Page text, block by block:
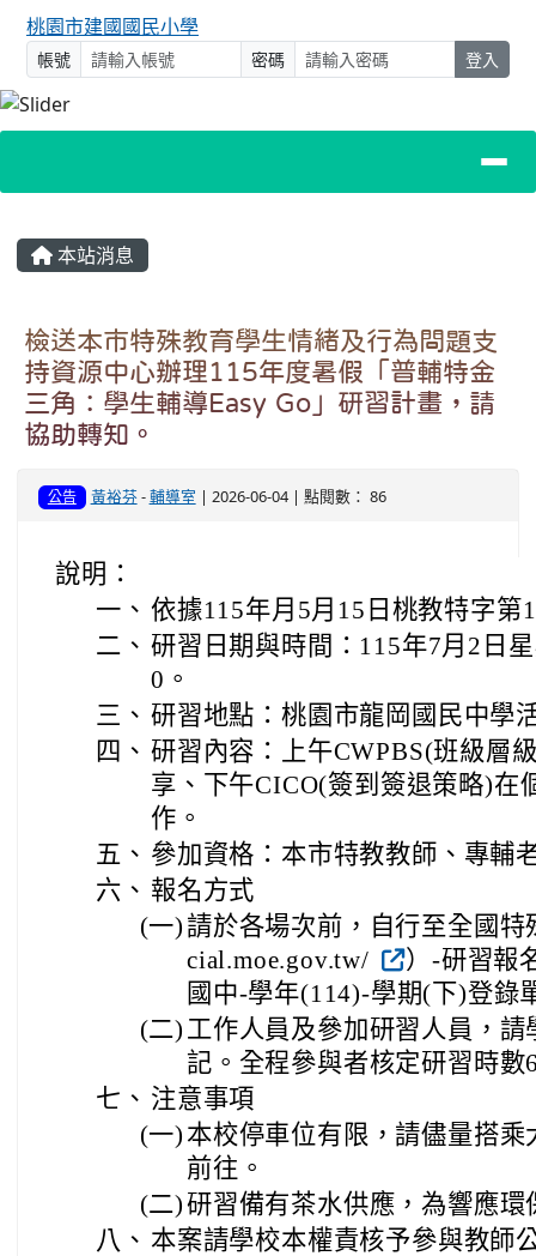
桃園市建國國民小學
帳號 密碼 登入
主內容區域
本站消息
檢送本市特殊教育學生情緒及行為問題支
持資源中心辦理115年度暑假「普輔特金
三角：學生輔導Easy Go」研習計畫，請
協助轉知。
公告 黃裕芬-輔導室 | 2026-06-04 | 點閱數： 86
說明：
一、 依據115年月5月15日桃教特字第
二、 研習日期與時間：115年7月2日
0。
三、 研習地點：桃園市龍岡國民中學
四、 研習內容：上午CWPBS(班級層
享、下午CICO(簽到簽退策略)在
作。
五、 參加資格：本市特教教師、專輔
六、 報名方式
(一) 請於各場次前，自行至全國特
cial.moe.gov.tw/
）-研習報
國中-學年(114)-學期(下)登錄
(二) 工作人員及參加研習人員，
記。全程參與者核定研習時數
七、 注意事項
(一) 本校停車位有限，請儘量搭
前往。
(二)研習備有茶水供應，為響應
八、 本案請學校本權責核予參與教師